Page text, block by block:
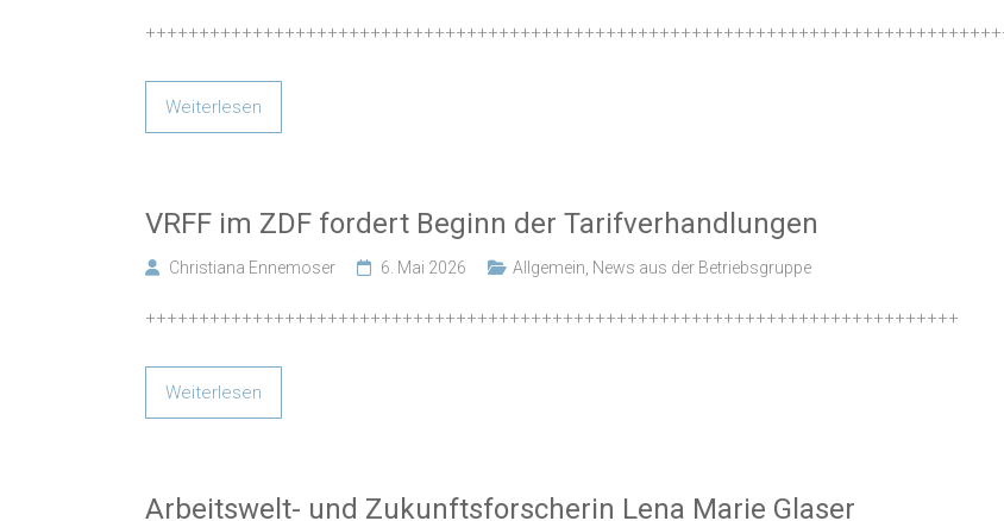
Weiterlesen
VRFF im ZDF fordert Beginn der Tarifverhandlungen
Christiana Ennemoser 6. Mai 2026 Allgemein News aus der Betriebsgruppe
++++++++++++++++++++++++++++++++++++++++++++++++++++++++++++++++++++++++++++
Weiterlesen
Arbeitswelt- und Zukunftsforscherin Lena Marie Glaser